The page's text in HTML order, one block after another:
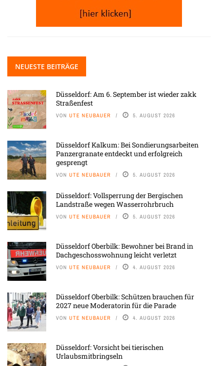
NEUESTE BEITRÄGE
Düsseldorf: Am 6. September ist wieder zakk
Straßenfest
VON UTE NEUBAUER 5. AUGUST 2026
Düsseldorf Kalkum: Bei Sondierungsarbeiten
Panzergranate entdeckt und erfolgreich
gesprengt
VON UTE NEUBAUER 5. AUGUST 2026
Düsseldorf: Vollsperrung der Bergischen
Landstraße wegen Wasserrohrbruch
VON UTE NEUBAUER 5. AUGUST 2026
Düsseldorf Oberbilk: Bewohner bei Brand in
Dachgeschosswohnung leicht verletzt
VON UTE NEUBAUER 4. AUGUST 2026
Düsseldorf Oberbilk: Schützen brauchen für
2027 neue Moderatorin für die Parade
VON UTE NEUBAUER 4. AUGUST 2026
Düsseldorf: Vorsicht bei tierischen
Urlaubsmitbringseln